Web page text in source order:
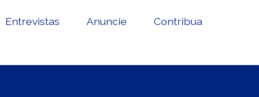
Entrevistas Anuncie
Contribua